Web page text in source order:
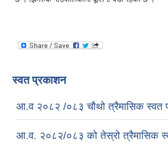
स्वत प्रकाशन
आ.व २०८२ /०८३ चौथो त्रैमासिक स्वत
आ.व. २०८२/०८३ को तेस्रो त्रैमासिक